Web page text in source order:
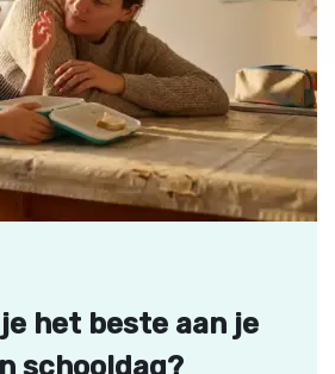
het beste aan je
schooldag?